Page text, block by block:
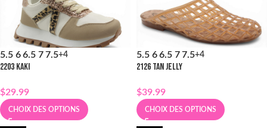
5.5 6 6.5 7 7.5+4
2203 KAKI
$29.99
CHOIX DES OPTIONS
5.5 6 6.5 7 7.5+4
2126 TAN JELLY
$39.99
CHOIX DES OPTIONS